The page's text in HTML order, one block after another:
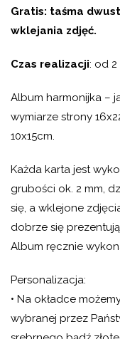
Gratis: taśma
wklejania zdjęć.
Czas realizacji: od
Album harmonijka –
wymiarze strony
10x15cm.
Każda karta jest
grubości ok. 2 mm,
się, a wklejone
dobrze się
Album ręcznie
Personalizacja:
• Na okładce
wybranej przez